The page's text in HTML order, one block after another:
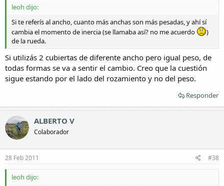
leoh dijo:
Si te referís al ancho, cuanto más anchas son más pesadas, y ahí sí
cambia el momento de inercia (se llamaba así? no me acuerdo
)
de la rueda.
Si utilizás 2 cubiertas de diferente ancho pero igual peso, de
todas formas se va a sentir el cambio. Creo que la cuestión
sigue estando por el lado del rozamiento y no del peso.
Responder
ALBERTO V
Colaborador
28 Feb 2011 #38
leoh dijo: